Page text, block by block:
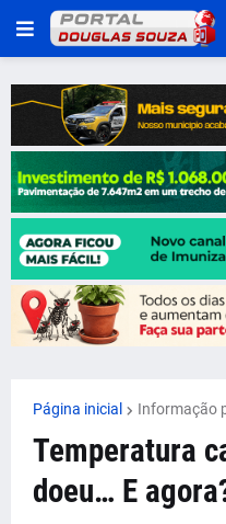
Página inicial Informação
Temperatura
doeu… E